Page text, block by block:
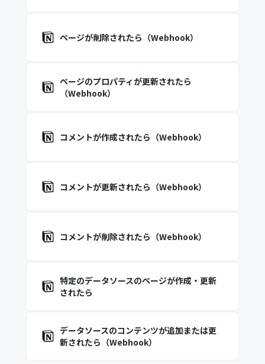
ページが削除されたら（Webhook）
ページのプロパティが更新されたら
（Webhook）
コメントが作成されたら（Webhook）
コメントが更新されたら（Webhook）
コメントが削除されたら（Webhook）
特定のデータソースのページが作成・更新
されたら
データソースのコンテンツが追加または更
新されたら（Webhook）